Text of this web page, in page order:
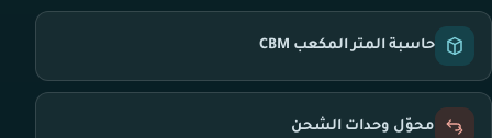
حاسبة المتر المكعب CBM
محوّل وحدات الشحن